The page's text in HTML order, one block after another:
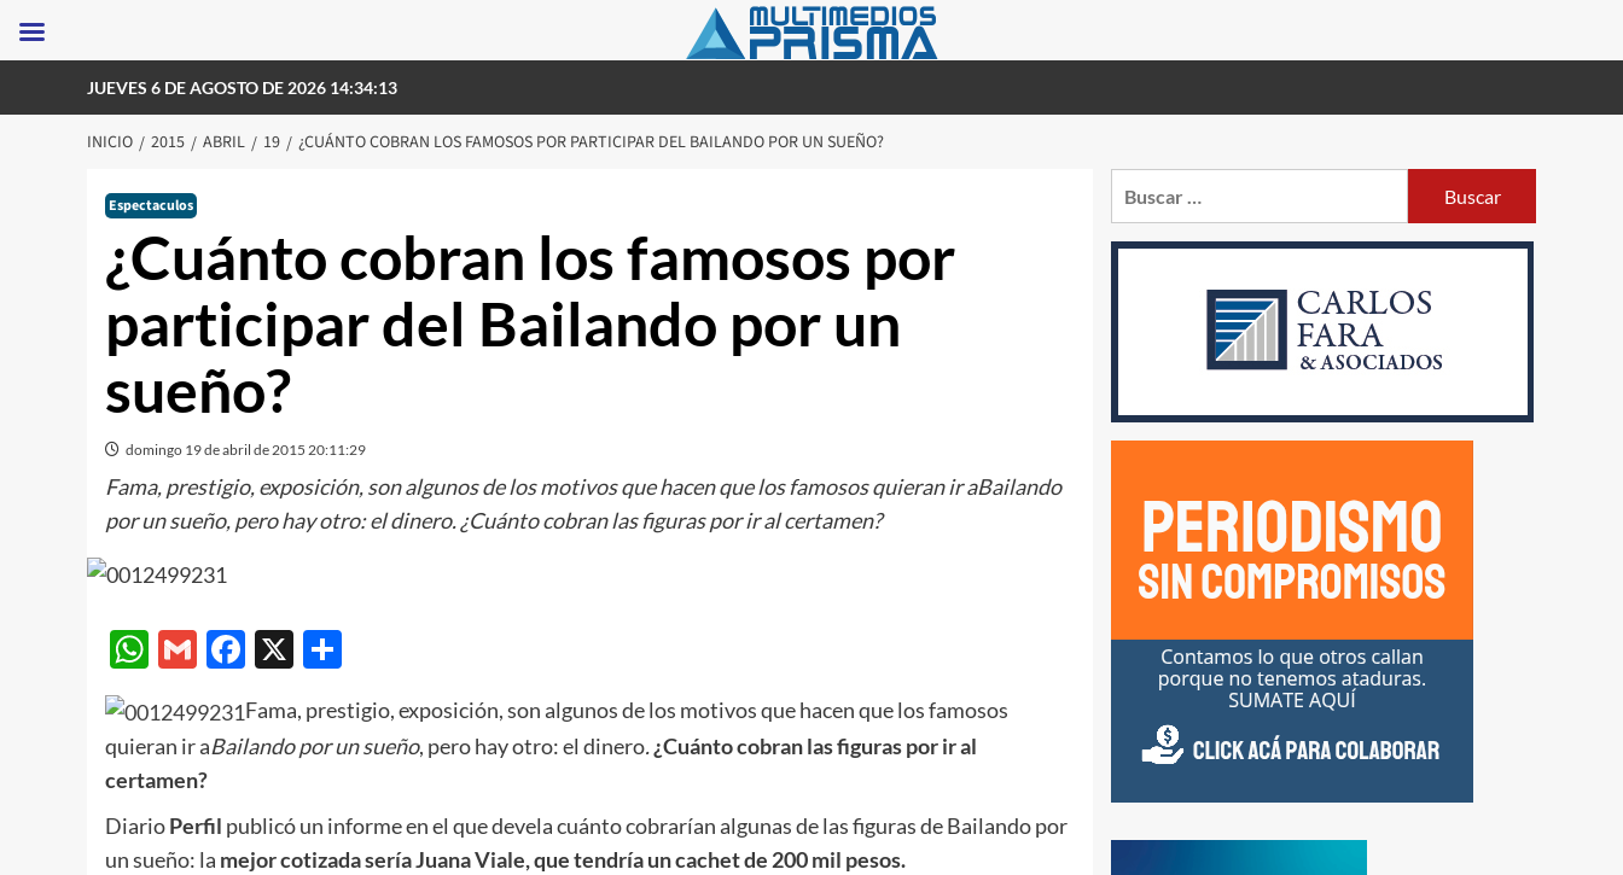
JUEVES 6 DE AGOSTO DE 2026 14:34:13
INICIO 2015 ABRIL 19 ¿CUÁNTO COBRAN LOS FAMOSOS POR PARTICIPAR DEL BAILANDO POR UN SUEÑO?
Espectaculos
¿Cuánto cobran los famosos por
participar del Bailando por un
sueño?
domingo 19 de abril de 2015 20:11:29
Fama, prestigio, exposición, son algunos de los motivos que hacen que los famosos quieran ir aBailando
por un sueño, pero hay otro: el dinero. ¿Cuánto cobran las figuras por ir al certamen?
WhatsApp
GmailFacebook
X
Fama, prestigio, exposición, son algunos de los motivos que hacen que los famosos
quieran ir aBailando por un sueño, pero hay otro: el dinero.¿Cuánto cobran las figuras por ir al
certamen?
DiarioPerfil publicó un informe en el que devela cuánto cobrarían algunas de las figuras de Bailando por
un sueño: la mejor cotizada sería Juana Viale, que tendría un cachet de 200 mil pesos.